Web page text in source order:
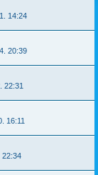
14:24
20:39
22:31
16:11
22:34